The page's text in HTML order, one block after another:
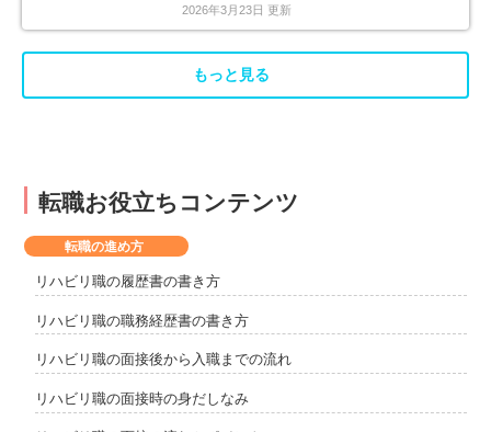
2026年3月23日 更新
もっと見る
転職お役立ちコンテンツ
転職の進め方
リハビリ職の履歴書の書き方
リハビリ職の職務経歴書の書き方
リハビリ職の面接後から入職までの流れ
リハビリ職の面接時の身だしなみ